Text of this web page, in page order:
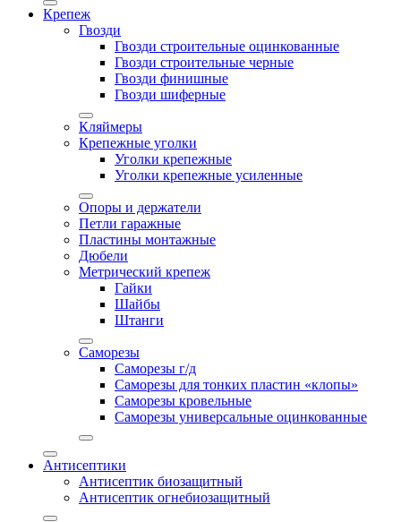
Крепеж
Гвозди
Гвозди строительные оцинкованные
Гвозди строительные черные
Гвозди финишные
Гвозди шиферные
Кляймеры
Крепежные уголки
Уголки крепежные
Уголки крепежные усиленные
Опоры и держатели
Петли гаражные
Пластины монтажные
Дюбели
Метрический крепеж
Гайки
Шайбы
Штанги
Саморезы
Саморезы г/д
Саморезы для тонких пластин «клопы»
Саморезы кровельные
Саморезы универсальные оцинкованные
Антисептики
Антисептик биозащитный
Антисептик огнебиозащитный